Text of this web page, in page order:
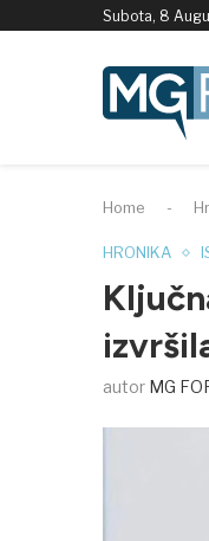
Subota, 8
Home -
HRONIKA
autor MG